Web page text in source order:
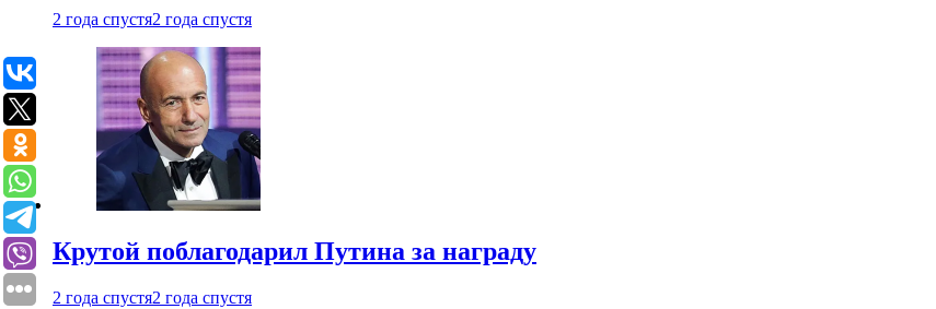
2 года спустя2 года спустя
Крутой поблагодарил Путина за награду
2 года спустя2 года спустя